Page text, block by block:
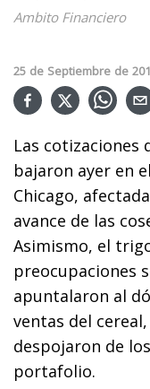
Ambito Financiero
25 de Septiembre de
Las cotizaciones
bajaron ayer en
Chicago,
avance de las
Asimismo, el
preocupaciones
apuntalaron al
ventas del
despojaron de
portafolio.